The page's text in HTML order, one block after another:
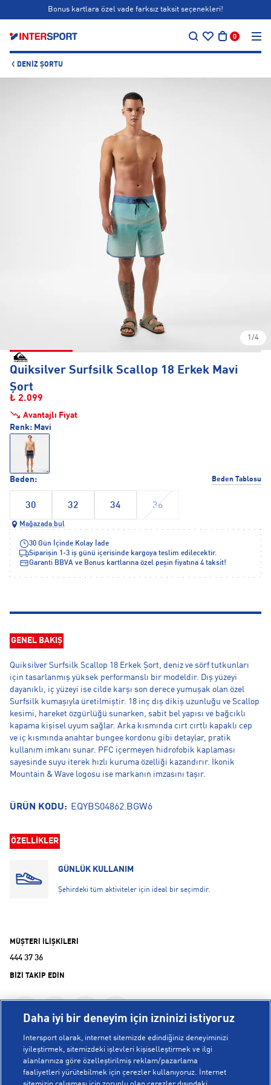
Bonus kartlara özel vade farksız taksit seçenekleri!
0
DENIZ ŞORTU
1/4
Quiksilver Surfsilk Scallop 18 Erkek Mavi
Şort
₺ 2.099
Avantajlı Fiyat
Beden: Beden Tablosu
30 32 34 36
Renk: Mavi
Mağazada bul
30 Gün İçinde Kolay İade
Siparişin 1-3 iş günü içerisinde kargoya teslim edilecektir.
Garanti BBVA ve Bonus kartlarına özel peşin fiyatına 4 taksit!
GENEL BAKIŞ
Quiksilver Surfsilk Scallop 18 Erkek Şort, deniz ve sörf tutkunları
için tasarlanmış yüksek performanslı bir modeldir. Dış yüzeyi
dayanıklı, iç yüzeyi ise cilde karşı son derece yumuşak olan özel
Surfsilk kumaşıyla üretilmiştir. 18 inç dış dikiş uzunluğu ve Scallop
kesimi, hareket özgürlüğü sunarken, sabit bel yapısı ve bağcıklı
kapama kişisel uyum sağlar. Arka kısmında cırt cırtlı kapaklı cep
ve iç kısmında anahtar bungee kordonu gibi detaylar, pratik
kullanım imkanı sunar. PFC içermeyen hidrofobik kaplaması
sayesinde suyu iterek hızlı kuruma özelliği kazandırır. İkonik
Mountain & Wave logosu ise markanın imzasını taşır.
ÜRÜN KODU: EQYBS04862.BGW6
ÖZELLİKLER
GÜNLÜK KULLANIM
Şehirdeki tüm aktiviteler için ideal bir seçimdir.
MÜŞTERİ İLİŞKİLERİ
444 37 36
BİZİ TAKİP EDİN
KURUMSAL
Daha iyi bir deneyim için izninizi istiyoruz
Intersport olarak, internet sitemizde edindiğiniz deneyiminizi
iyileştirmek, sitemizdeki işlevleri kişiselleştirmek ve ilgi
alanlarınıza göre özelleştirilmiş reklam/pazarlama
faaliyetleri yürütebilmek için çerezler kullanıyoruz. İnternet